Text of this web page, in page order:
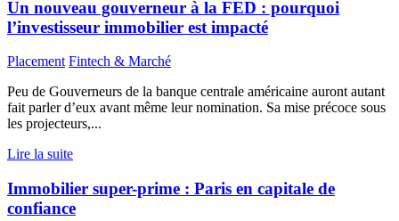
Un nouveau gouverneur à la FED : pourquoi
l’investisseur immobilier est impacté
Placement Fintech & Marché
Peu de Gouverneurs de la banque centrale américaine auront autant
fait parler d’eux avant même leur nomination. Sa mise précoce sous
les projecteurs,...
Lire la suite
Immobilier super-prime : Paris en capitale de
confiance